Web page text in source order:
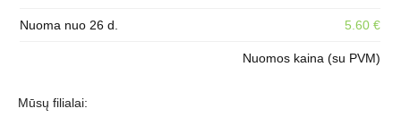
Nuoma nuo 26 d. 5.60 €
Nuomos kaina (su PVM)
Mūsų filialai: